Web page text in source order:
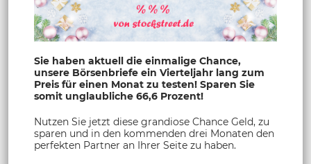
Sie haben aktuell die einmalige Chance,
unsere Börsenbriefe ein Vierteljahr lang zum
Preis für einen Monat zu testen! Sparen Sie
somit unglaubliche 66,6 Prozent!
Nutzen Sie jetzt diese grandiose Chance Geld, zu
sparen und in den kommenden drei Monaten den
perfekten Partner an Ihrer Seite zu haben.